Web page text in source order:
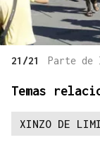
21/21 Parte de
Temas
XINZO DE